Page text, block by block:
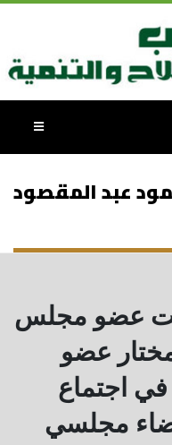
عبد المقصود
عضو مجلس
مختار عضو
اجتماع
مجلسي